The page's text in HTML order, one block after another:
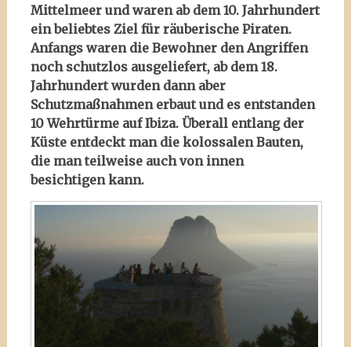
Mittelmeer und waren ab dem 10. Jahrhundert
ein beliebtes Ziel für räuberische Piraten.
Anfangs waren die Bewohner den Angriffen
noch schutzlos ausgeliefert, ab dem 18.
Jahrhundert wurden dann aber
Schutzmaßnahmen erbaut und es entstanden
10 Wehrtürme auf Ibiza. Überall entlang der
Küste entdeckt man die kolossalen Bauten,
die man teilweise auch von innen
besichtigen kann.